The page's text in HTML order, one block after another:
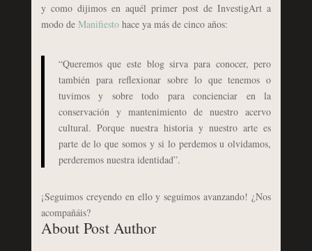
y como dijimos en aquél primer post de InvestigArt a
modo de Manifiestohace ya más de cinco años:
“Queremos que este blog sirva para conocer, pero
también para reflexionar sobre lo que tenemos o
tuvimos y sobre todo para concienciar en la
conservación y mantenimiento de nuestro acervo
cultural. Porque nuestra historia y nuestro arte es
parte de lo que somos y si lo perdemos u olvidamos,
perderemos nuestra identidad”.
¡Seguimos creyendo en ello y seguimos avanzando! ¿Nos
acompañáis?
About Post Author